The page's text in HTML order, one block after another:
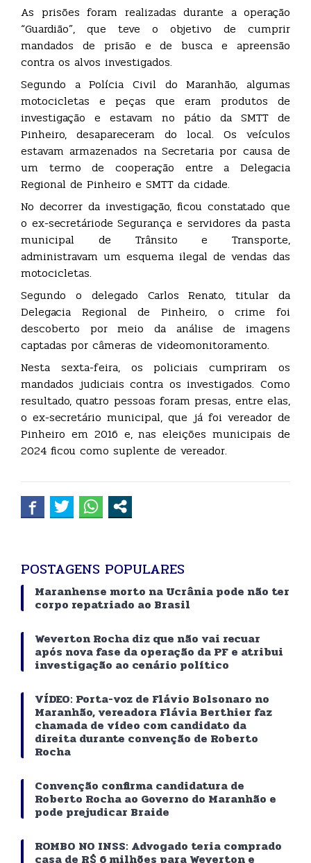
As prisões foram realizadas durante a operação
“Guardião”, que teve o objetivo de cumprir
mandados de prisão e de busca e apreensão
contra os alvos investigados.
Segundo a Polícia Civil do Maranhão, algumas
motocicletas e peças que eram produtos de
investigação e estavam no pátio da SMTT de
Pinheiro, desapareceram do local. Os veículos
estavam armazenados na Secretaria por causa de
um termo de cooperação entre a Delegacia
Regional de Pinheiro e SMTT da cidade.
No decorrer da investigação, ficou constatado que
o ex-secretáriode Segurança e servidores da pasta
municipal de Trânsito e Transporte,
administravam um esquema ilegal de vendas das
motocicletas.
Segundo o delegado Carlos Renato, titular da
Delegacia Regional de Pinheiro, o crime foi
descoberto por meio da análise de imagens
captadas por câmeras de videomonitoramento.
Nesta sexta-feira, os policiais cumpriram os
mandados judiciais contra os investigados. Como
resultado, quatro pessoas foram presas, entre elas,
o ex-secretário municipal, que já foi vereador de
Pinheiro em 2016 e, nas eleições municipais de
2024 ficou como suplente de vereador.
POSTAGENS POPULARES
Maranhense morto na Ucrânia pode não ter
corpo repatriado ao Brasil
Weverton Rocha diz que não vai recuar
após nova fase da operação da PF e atribui
investigação ao cenário político
VÍDEO: Porta-voz de Flávio Bolsonaro no
Maranhão, vereadora Flávia Berthier faz
chamada de vídeo com candidato da
direita durante convenção de Roberto
Rocha
Convenção confirma candidatura de
Roberto Rocha ao Governo do Maranhão e
pode prejudicar Braide
ROMBO NO INSS: Advogado teria comprado
casa de R$ 6 milhões para Weverton e